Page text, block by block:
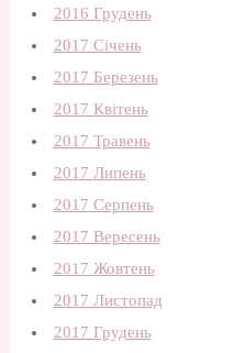
2016 Грудень
2017 Січень
2017 Березень
2017 Квітень
2017 Травень
2017 Липень
2017 Серпень
2017 Вересень
2017 Жовтень
2017 Листопад
2017 Грудень